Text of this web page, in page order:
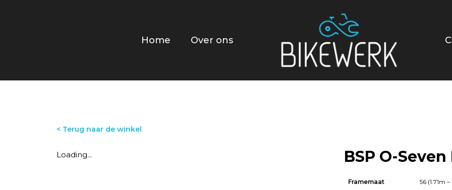
Home Over ons
< Terug naar de winkel
Loading... BSP O-
Framemaat 56 (1.71m